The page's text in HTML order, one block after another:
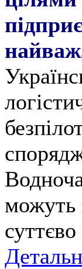
можуть